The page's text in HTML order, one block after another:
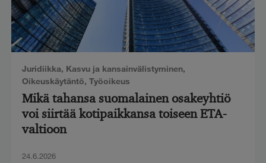
Juridiikka, Kasvu ja kansainvälistyminen,
Oikeuskäytäntö, Työoikeus
Mikä tahansa suomalainen osakeyhtiö
voi siirtää kotipaikkansa toiseen ETA-
valtioon
24.6.2026